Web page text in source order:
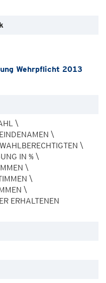
Wehrpflicht 2013
\
\
\
IN % \
\
\
\
ERHALTENEN